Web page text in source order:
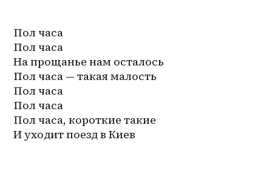
Пол часа
Пол часа
На прощанье нам осталось
Пол часа — такая малость
Пол часа
Пол часа
Пол часа, короткие такие
И уходит поезд в Киев